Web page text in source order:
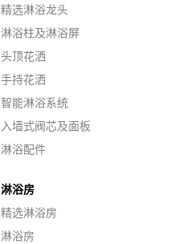
精选淋浴龙头
淋浴柱及淋浴屏
头顶花洒
手持花洒
智能淋浴系统
入墙式阀芯及面板
淋浴配件
淋浴房
精选淋浴房
淋浴房